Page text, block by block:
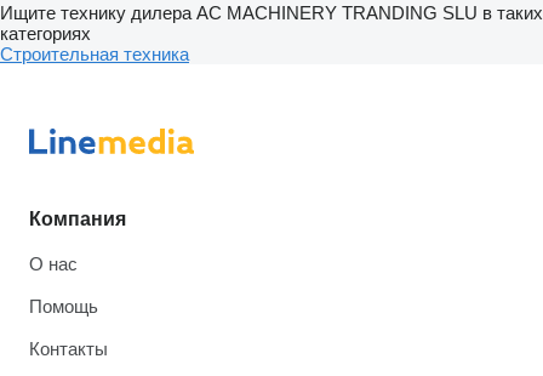
Ищите технику дилера AC MACHINERY TRANDING SLU в таких
категориях
Строительная техника
Компания
О нас
Помощь
Контакты